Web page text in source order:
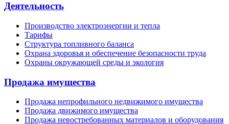
Деятельность
Производство электроэнергии и тепла
Тарифы
Структура топливного баланса
Охрана здоровья и обеспечение безопасности труда
Охраны окружающей среды и экология
Продажа имущества
Продажа непрофильного недвижимого имущества
Продажа движимого имущества
Продажа невостребованных материалов и оборудования